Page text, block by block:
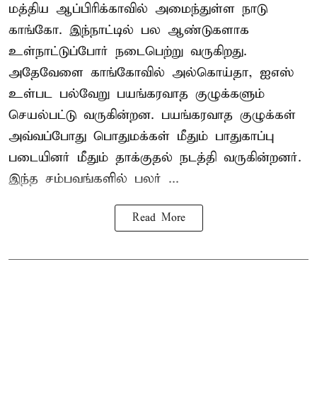
மத்திய ஆப்பிரிக்காவில் அமைந்துள்ள நாடு
காங்கோ. இந்நாட்டில் பல ஆண்டுகளாக
உள்நாட்டுப்போர் நடைபெற்று வருகிறது.
அதேவேளை காங்கோவில் அல்கொய்தா, ஐஎஸ்
உள்பட பல்வேறு பயங்கரவாத குழுக்களும்
செயல்பட்டு வருகின்றன. பயங்கரவாத குழுக்கள்
அவ்வப்போது பொதுமக்கள் மீதும் பாதுகாப்பு
படையினர் மீதும் தாக்குதல் நடத்தி வருகின்றனர்.
இந்த சம்பவங்களில் பலர் ...
Read More